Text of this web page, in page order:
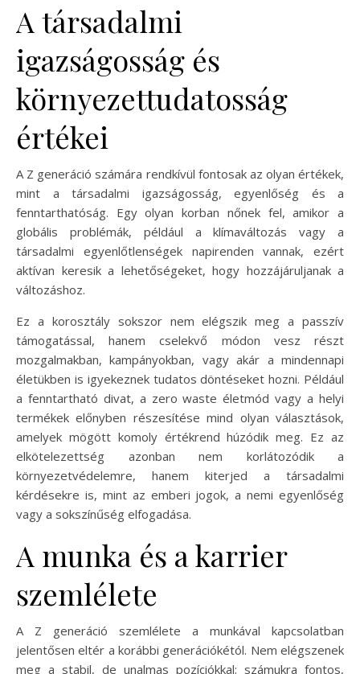
A társadalmi
igazságosság és
környezettudatosság
értékei
A Z generáció számára rendkívül fontosak az olyan értékek,
mint a társadalmi igazságosság, egyenlőség és a
fenntarthatóság. Egy olyan korban nőnek fel, amikor a
globális problémák, például a klímaváltozás vagy a
társadalmi egyenlőtlenségek napirenden vannak, ezért
aktívan keresik a lehetőségeket, hogy hozzájáruljanak a
változáshoz.
Ez a korosztály sokszor nem elégszik meg a passzív
támogatással, hanem cselekvő módon vesz részt
mozgalmakban, kampányokban, vagy akár a mindennapi
életükben is igyekeznek tudatos döntéseket hozni. Például
a fenntartható divat, a zero waste életmód vagy a helyi
termékek előnyben részesítése mind olyan választások,
amelyek mögött komoly értékrend húzódik meg. Ez az
elkötelezettség azonban nem korlátozódik a
környezetvédelemre, hanem kiterjed a társadalmi
kérdésekre is, mint az emberi jogok, a nemi egyenlőség
vagy a sokszínűség elfogadása.
A munka és a karrier
szemlélete
A Z generáció szemlélete a munkával kapcsolatban
jelentősen eltér a korábbi generációkétól. Nem elégszenek
meg a stabil, de unalmas pozíciókkal; számukra fontos,